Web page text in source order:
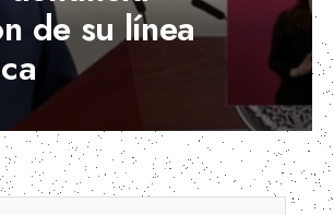
de su línea